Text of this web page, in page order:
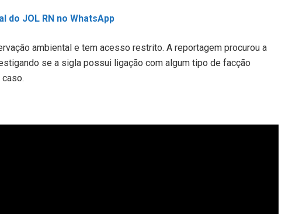
do JOL RN no WhatsApp
ambiental e tem acesso restrito. A reportagem procurou a
se a sigla possui ligação com algum tipo de facção